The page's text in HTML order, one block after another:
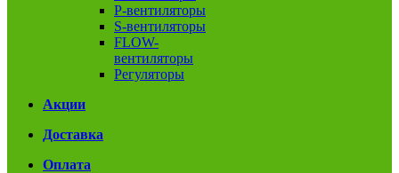
P-вентиляторы
S-вентиляторы
FLOW-
вентиляторы
Регуляторы
Акции
Доставка
Оплата